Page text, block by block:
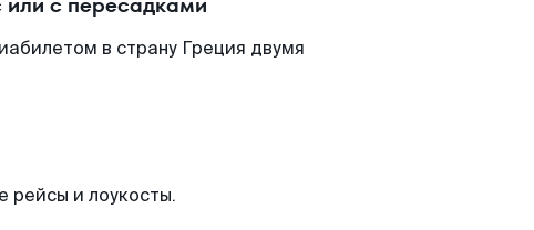
в страну Греция двумя
рейсы и лоукосты.